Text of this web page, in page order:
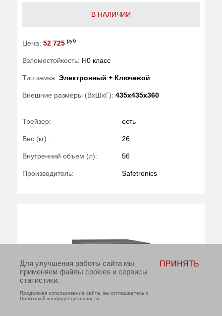
В НАЛИЧИИ
Цена: 52 725 руб
Взломостойкость: H0 класс
Тип замка: Электронный + Ключевой
Внешние размеры (ВхШхГ): 435x435x360
Трейзер: есть
Вес (кг) : 26
Внутренний объем (л): 56
Производитель: Safetronics
Для улучшения работы сайта мы
применяем файлы cookies и сервисы
статистики.
Продолжая использование сайта, вы соглашаетесь с
Политикой конфиденциальности
ПРИНЯТЬ